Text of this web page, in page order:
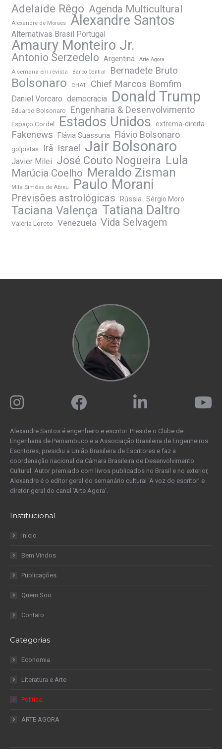
Adelaide Rêgo Agenda Multicultural
Alexandre de Moraes Alexandre Santos
Alternativas Brasil Portugal
Amaury Monteiro Jr.
Antonio Serzedelo Argentina Arte Agora
A semana em revista Banco Central Bernadete Bruto
Bolsonaro CHAT Chief Marcos Bomfim
Daniel Vorcaro democracia Donald Trump
Eduardo Bolsonaro Engenharia & Desenvolvimento
Espaço Cordel Estados Unidos extrema-direita
Fakenews Flávia Suassuna Flávio Bolsonaro
golpistas Irã Israel Jair Bolsonaro
Javier Milei José Couto Nogueira Lula
Marúcia Coelho Meraldo Zisman
Mila Simões de Abreu Paulo Morani
Previsões astrológicas Rússia Sérgio Moro
Taciana Valença Tatiana Daltro
Valéria Loreto Venezuela Vida Selvagem
Alexandre Santos é engenheiro e escritor. Preside o Clube de
Engenharia de Pernambuco e a Associação Brasileira de Engenheiros
Escritores, presidiu a União Brasileira de Escritores e faz a
coordenação nacional da Câmara Brasileira de Desenvolvimento
Cultural. Autor premiado com livros publicados no Brasil e no exterior,
Alexandre é o editor geral do semanário cultural ‘A voz do escritor’ e
diretor-geral do canal ‘Arte Agora’.
Institucional
Início
Bem Vindos
Publicações
Quem Sou
Contato
Categorias
Economia
Literatura e Arte
Política
ARTE AGORA